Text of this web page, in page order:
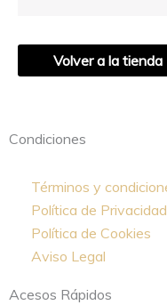
Volver a la tienda
Condiciones
Términos y
Política de Privacidad
Política de Cookies
Aviso Legal
Acesos Rápidos